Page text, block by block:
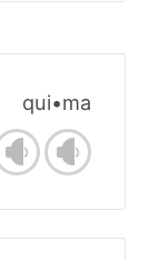
qui•ma